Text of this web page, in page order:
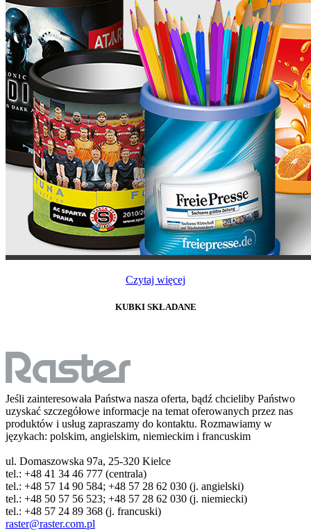
Czytaj więcej
KUBKI SKŁADANE
Jeśli zainteresowała Państwa nasza oferta, bądź chcieliby Państwo
uzyskać szczegółowe informacje na temat oferowanych przez nas
produktów i usług zapraszamy do kontaktu. Rozmawiamy w
językach: polskim, angielskim, niemieckim i francuskim
ul. Domaszowska 97a, 25-320 Kielce
tel.: +48 41 34 46 777 (centrala)
tel.: +48 57 14 90 584; +48 57 28 62 030 (j. angielski)
tel.: +48 50 57 56 523; +48 57 28 62 030 (j. niemiecki)
tel.: +48 57 24 89 368 (j. francuski)
raster@raster.com.pl